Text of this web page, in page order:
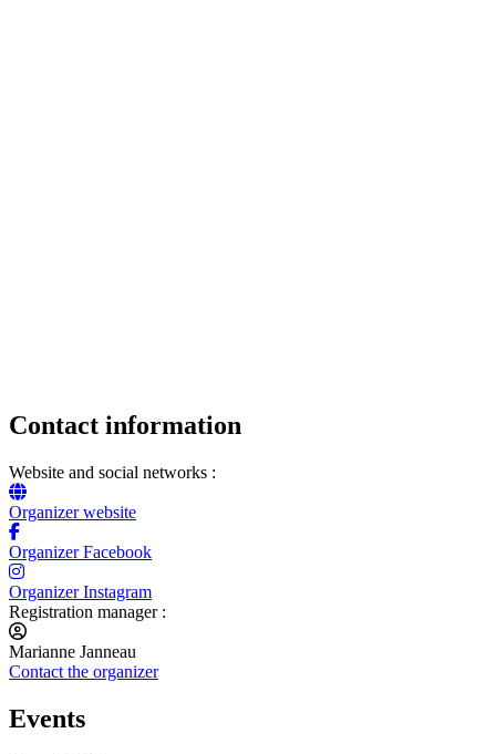
Contact information
Website and social networks :
Organizer website
Organizer Facebook
Organizer Instagram
Registration manager :
Marianne Janneau
Contact the organizer
Events